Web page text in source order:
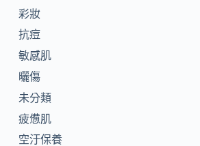
彩妝
抗痘
敏感肌
曬傷
未分類
疲憊肌
空汙保養